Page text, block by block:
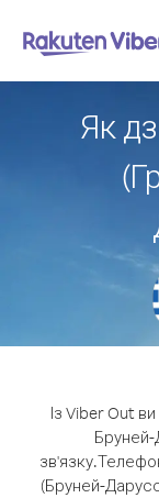
Як
Із Viber Out
Бруней-
зв'язку.
(Бруней-